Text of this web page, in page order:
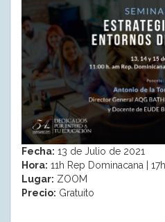
Fecha: 13 de Julio de 2021
Hora: 11h Rep Dominacana |
Lugar: ZOOM
Precio: Gratuito